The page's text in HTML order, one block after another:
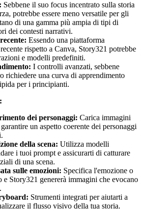
Sebbene il suo focus incentrato sulla storia
potrebbe essere meno versatile per gli
di una gamma più ampia di tipi di
dei contesti narrativi.
Essendo una piattaforma
rispetto a Canva, Story321 potrebbe
e modelli predefiniti.
I controlli avanzati, sebbene
richiedere una curva di apprendimento
per i principianti.
dei personaggi: Carica immagini
un aspetto coerente dei personaggi
della scena: Utilizza modelli
i tuoi prompt e assicurarti di catturare
di una scena.
sulle emozioni: Specifica l'emozione o
e Story321 genererà immagini che evocano
Strumenti integrati per aiutarti a
il flusso visivo della tua storia.